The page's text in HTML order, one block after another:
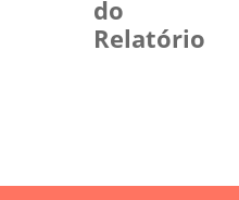
do
Relatório